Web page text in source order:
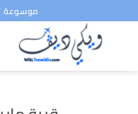
للمحتوى
موسوعة